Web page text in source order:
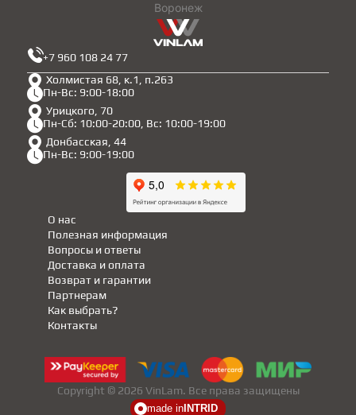
Воронеж
Холмистая 68, к.1, п.263
Пн-Вс: 9:00-18:00
Урицкого, 70
Пн-Сб: 10:00-20:00, Вс: 10:00-19:00
Донбасская, 44
Пн-Вс: 9:00-19:00
+7 960 108 24 77
Полезная информация
Партнерам
Вопросы и ответы
Доставка и оплата
Возврат и гарантии
Как выбрать?
О нас
Контакты
Copyright © 2026 VinLam. Все права защищены
made in INTRID